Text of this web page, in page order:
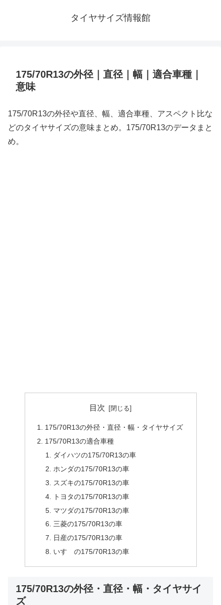
タイヤサイズ情報館
175/70R13の外径｜直径｜幅｜適合車種｜
意味
175/70R13の外径や直径、幅、適合車種、アスペクト比な
どのタイヤサイズの意味まとめ。175/70R13のデータまと
め。
目次
175/70R13の外径・直径・幅・タイヤサイズ
175/70R13の適合車種
ダイハツの175/70R13の車
ホンダの175/70R13の車
スズキの175/70R13の車
トヨタの175/70R13の車
マツダの175/70R13の車
三菱の175/70R13の車
日産の175/70R13の車
いすゞの175/70R13の車
175/70R13の外径・直径・幅・タイヤサイ
ズ